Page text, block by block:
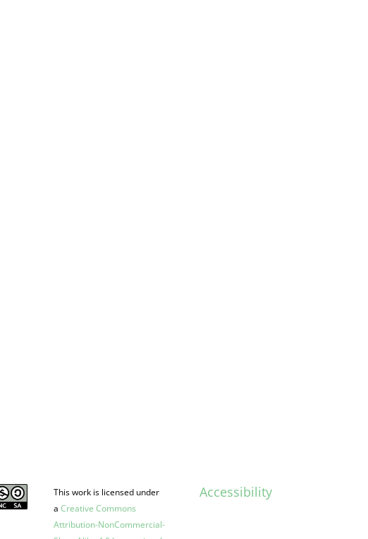
This work is licensed under
a Creative Commons
Attribution-NonCommercial-
Accessibility